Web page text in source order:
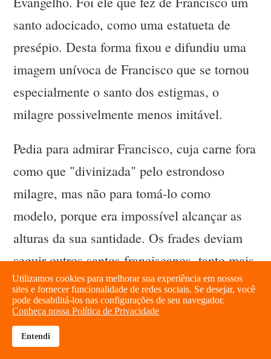
santo adocicado, como uma estatueta de
presépio. Desta forma fixou e difundiu uma
imagem unívoca de Francisco que se tornou
especialmente o santo dos estigmas, o
milagre possivelmente menos imitável.
Pedia para admirar Francisco, cuja carne fora
como que "divinizada" pelo estrondoso
milagre, mas não para tomá-lo como
modelo, porque era impossível alcançar as
alturas da sua santidade. Os frades deviam
seguir outros santos franciscanos, tanto mais
tradicionais, que a Ordem já podia
recomendar. Por exemplo, o culto a Santo
Antônio de Pádua .
brightness_high
Utilizamos cookies para melhorar sua experiência em nossos
sites e fornecer funcionalidade de redes sociais. Se desejar, você
pode desabilitá-los nas configurações de seu navegador.
Conheça nossa Política de Privacidade
Entendi